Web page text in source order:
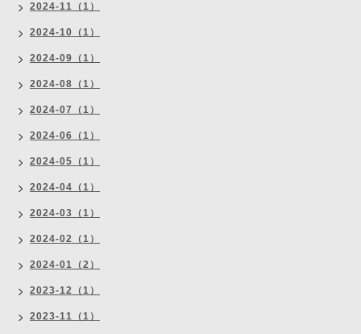
2024-11（1）
2024-10（1）
2024-09（1）
2024-08（1）
2024-07（1）
2024-06（1）
2024-05（1）
2024-04（1）
2024-03（1）
2024-02（1）
2024-01（2）
2023-12（1）
2023-11（1）